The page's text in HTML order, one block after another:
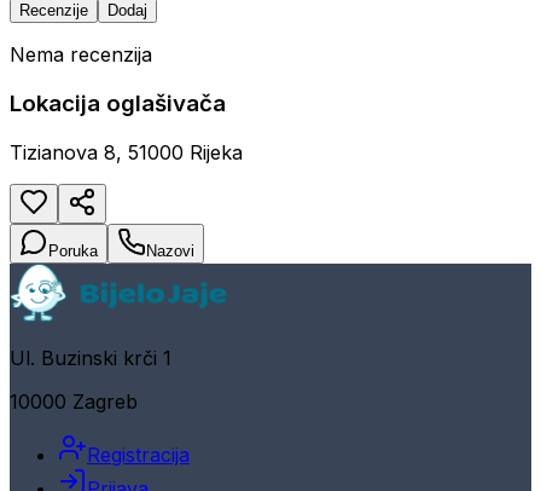
Recenzije Dodaj
Nema recenzija
Lokacija oglašivača
Tizianova 8, 51000 Rijeka
Poruka Nazovi
Ul. Buzinski krči 1
10000 Zagreb
Registracija